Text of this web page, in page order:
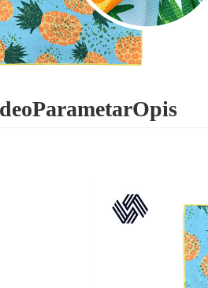
ParametarOpis